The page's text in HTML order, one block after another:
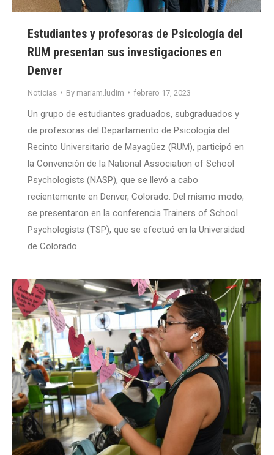
Estudiantes y profesoras de Psicología del
RUM presentan sus investigaciones en
Denver
Noticias By mariam.ludim febrero 17, 2023
Un grupo de estudiantes graduados, subgraduados y
de profesoras del Departamento de Psicología del
Recinto Universitario de Mayagüez (RUM), participó en
la Convención de la National Association of School
Psychologists (NASP), que se llevó a cabo
recientemente en Denver, Colorado. Del mismo modo,
se presentaron en la conferencia Trainers of School
Psychologists (TSP), que se efectuó en la Universidad
de Colorado.